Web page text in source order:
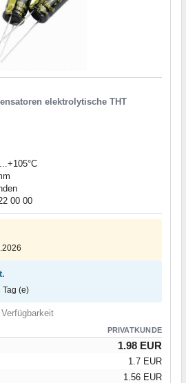
elektrolytische THT
00 00
Tag (e)
PRIVATKUNDE
1.98 EUR
1.7 EUR
1.56 EUR